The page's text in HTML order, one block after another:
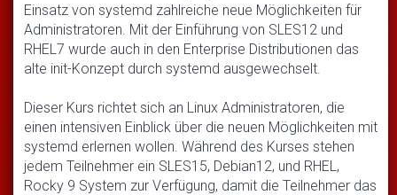
Einsatz von systemd zahlreiche neue Möglichkeiten für
Administratoren. Mit der Einführung von SLES12 und
RHEL7 wurde auch in den Enterprise Distributionen das
alte init-Konzept durch systemd ausgewechselt.
Dieser Kurs richtet sich an Linux Administratoren, die
einen intensiven Einblick über die neuen Möglichkeiten mit
systemd erlernen wollen. Während des Kurses stehen
jedem Teilnehmer ein SLES15, Debian12, und RHEL,
Rocky 9 System zur Verfügung, damit die Teilnehmer das